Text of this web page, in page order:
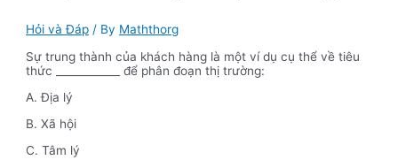
Hỏi và Đáp / By Maththorg
Sự trung thành của khách hàng là một ví dụ cụ thể về tiêu
thức ____________ để phân đoạn thị trường:
A. Địa lý
B. Xã hội
C. Tâm lý